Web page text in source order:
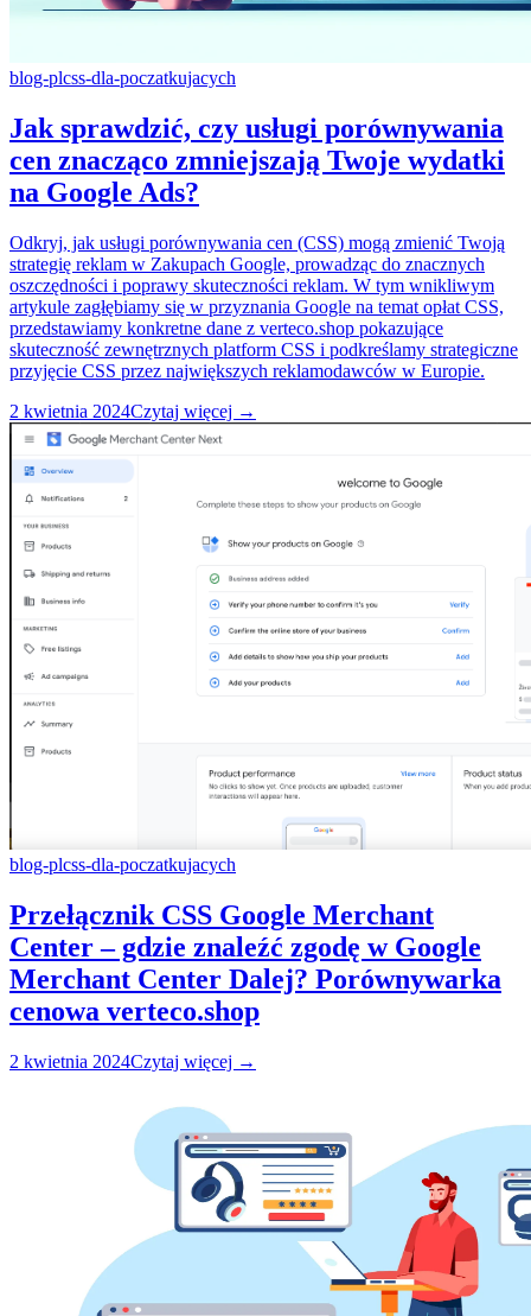
blog-plcss-dla-poczatkujacych
Jak sprawdzić, czy usługi porównywania
cen znacząco zmniejszają Twoje wydatki
na Google Ads?
Odkryj, jak usługi porównywania cen (CSS) mogą zmienić Twoją
strategię reklam w Zakupach Google, prowadząc do znacznych
oszczędności i poprawy skuteczności reklam. W tym wnikliwym
artykule zagłębiamy się w przyznania Google na temat opłat CSS,
przedstawiamy konkretne dane z verteco.shop pokazujące
skuteczność zewnętrznych platform CSS i podkreślamy strategiczne
przyjęcie CSS przez największych reklamodawców w Europie.
2 kwietnia 2024Czytaj więcej →
blog-plcss-dla-poczatkujacych
Przełącznik CSS Google Merchant
Center – gdzie znaleźć zgodę w Google
Merchant Center Dalej? Porównywarka
cenowa verteco.shop
2 kwietnia 2024Czytaj więcej →